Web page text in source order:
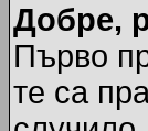
Добре,
Първо
те са